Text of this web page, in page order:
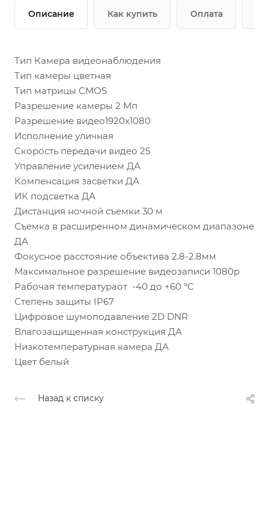
Описание Как купить Оплата
Тип Камера видеонаблюдения
Тип камеры цветная
Тип матрицы CMOS
Разрешение камеры 2 Мп
Разрешение видео1920x1080
Исполнение уличная
Скорость передачи видео 25
Управление усилением ДА
Компенсация засветки ДА
ИК подсветка ДА
Дистанция ночной съемки 30 м
Съемка в расширенном динамическом диапазоне
ДА
Фокусное расстояние объектива 2.8-2.8мм
Максимальное разрешение видеозаписи 1080p
Рабочая температураот -40 до +60 °С
Степень защиты IP67
Цифровое шумоподавление 2D DNR
Влагозащищенная конструкция ДА
Низкотемпературная камера ДА
Цвет белый
Назад к списку